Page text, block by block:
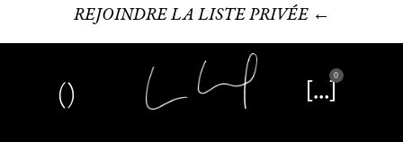
REJOINDRE LA LISTE PRIVÉE ←
0